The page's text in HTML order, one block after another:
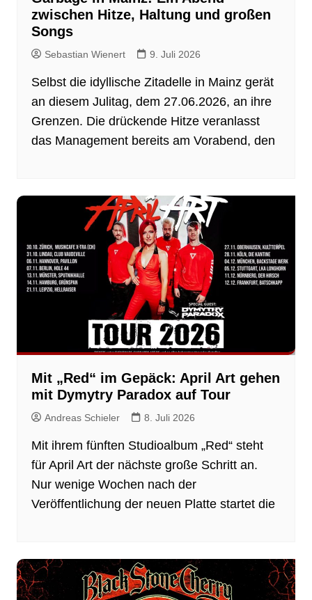
zwischen Hitze, Haltung und großen
Songs
Sebastian Wienert 9. Juli 2026
Selbst die idyllische Zitadelle in Mainz gerät
an diesem Julitag, dem 27.06.2026, an ihre
Grenzen. Die drückende Hitze veranlasst
das Management bereits am Vorabend, den
Mit „Red“ im Gepäck: April Art gehen
mit Dymytry Paradox auf Tour
Andreas Schieler 8. Juli 2026
Mit ihrem fünften Studioalbum „Red“ steht
für April Art der nächste große Schritt an.
Nur wenige Wochen nach der
Veröffentlichung der neuen Platte startet die